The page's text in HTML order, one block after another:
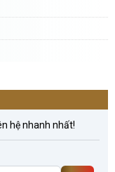
hệ nhanh nhất!